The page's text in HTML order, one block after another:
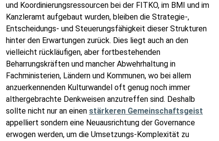
und Koordinierungsressourcen bei der FITKO, im BMI und im
Kanzleramt aufgebaut wurden, bleiben die Strategie-,
Entscheidungs- und Steuerungsfähigkeit dieser Strukturen
hinter den Erwartungen zurück. Dies liegt auch an den
vielleicht rückläufigen, aber fortbestehenden
Beharrungskräften und mancher Abwehrhaltung in
Fachministerien, Ländern und Kommunen, wo bei allem
anzuerkennenden Kulturwandel oft genug noch immer
althergebrachte Denkweisen anzutreffen sind. Deshalb
sollte nicht nur an einen stärkeren Gemeinschaftsgeist
appelliert sondern eine Neuausrichtung der Governance
erwogen werden, um die Umsetzungs-Komplexität zu